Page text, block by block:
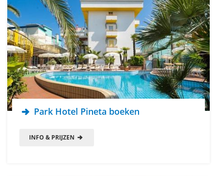
Park Hotel Pineta boeken
INFO & PRIJZEN